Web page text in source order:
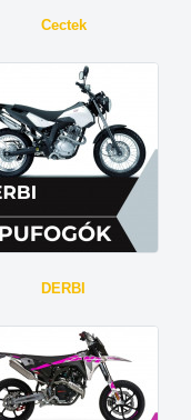
Cectek
DERBI